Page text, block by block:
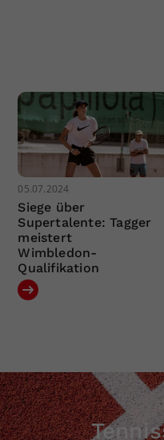
05.07.2024
Siege über
Supertalente: Tagger
meistert
Wimbledon-
Qualifikation